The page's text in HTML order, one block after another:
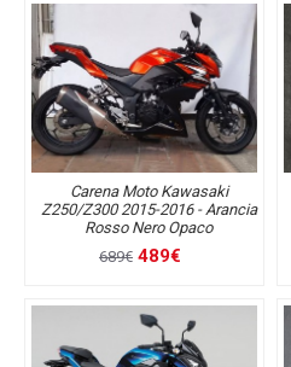
Carena Moto Kawasaki
Z250/Z300 2015-2016 - Arancia
Rosso Nero Opaco
689€ 489€